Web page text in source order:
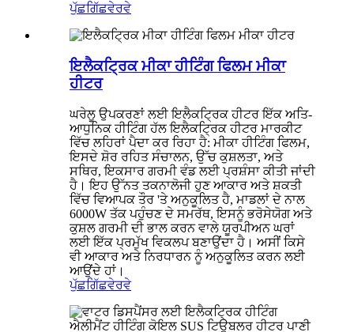
ਪੁੱਛਗਿੱਛਵੇਰਵੇ
ਇਲੈਕਟ੍ਰਿਕ ਮੀਕਾ ਹੀਟਿੰਗ ਫਿਲਮ ਮੀਕਾ
ਹੀਟਰ
ਘਰੇਲੂ ਉਪਕਰਣਾਂ ਲਈ ਇਲੈਕਟ੍ਰਿਕ ਹੀਟਰ ਇੱਕ ਅਤਿ-
ਆਧੁਨਿਕ ਹੀਟਿੰਗ ਹੱਲ ਇਲੈਕਟ੍ਰਿਕ ਹੀਟਰ ਮਾਰਕੀਟ
ਵਿੱਚ ਲਹਿਰਾਂ ਪੈਦਾ ਕਰ ਰਿਹਾ ਹੈ: ਮੀਕਾ ਹੀਟਿੰਗ ਫਿਲਮ,
ਇਸਦੇ ਸ਼ੋਰ ਰਹਿਤ ਸੰਚਾਲਨ, ਉੱਚ ਕੁਸ਼ਲਤਾ, ਅਤੇ
ਸਥਿਰ, ਇਕਸਾਰ ਗਰਮੀ ਵੰਡ ਲਈ ਪ੍ਰਸ਼ੰਸਾ ਕੀਤੀ ਜਾਂਦੀ
ਹੈ। ਇਹ ਉੱਨਤ ਤਕਨਾਲੋਜੀ ਹੁਣ ਆਕਾਰ ਅਤੇ ਸ਼ਕਤੀ
ਵਿੱਚ ਵਿਆਪਕ ਤੌਰ 'ਤੇ ਅਨੁਕੂਲਿਤ ਹੈ, ਮਾਡਲਾਂ ਦੇ ਨਾਲ
6000W ਤੱਕ ਪਹੁੰਚਣ ਦੇ ਸਮਰੱਥ, ਇਸਨੂੰ ਭਰੋਸੇਯੋਗ ਅਤੇ
ਕੁਸ਼ਲ ਗਰਮੀ ਦੀ ਭਾਲ ਕਰਨ ਵਾਲੇ ਯੂਰਪੀਅਨ ਘਰਾਂ
ਲਈ ਇੱਕ ਪ੍ਰਮੁੱਖ ਵਿਕਲਪ ਬਣਾਉਂਦਾ ਹੈ। ਅਸੀਂ ਕਿਸੇ
ਵੀ ਆਕਾਰ ਅਤੇ ਨਿਰਧਾਰਨ ਨੂੰ ਅਨੁਕੂਲਿਤ ਕਰਨ ਲਈ
ਆਉਂਦੇ ਹਾਂ।
ਪੁੱਛਗਿੱਛਵੇਰਵੇ